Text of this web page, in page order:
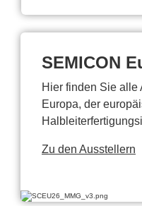
SEMICON
Hier finden Sie alle
Europa, der
Zu den Ausstellern